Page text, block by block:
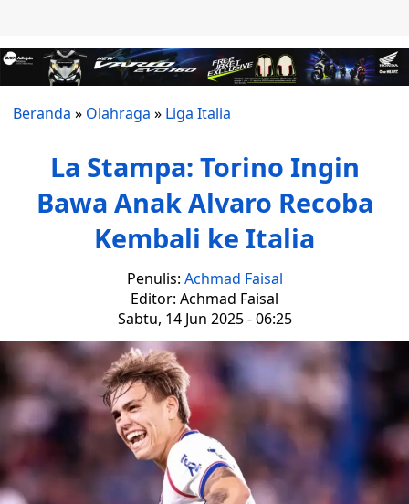
Beranda » Olahraga » Liga Italia
La Stampa: Torino Ingin
Bawa Anak Alvaro Recoba
Kembali ke Italia
Penulis: Achmad Faisal
Editor: Achmad Faisal
Sabtu, 14 Jun 2025 - 06:25